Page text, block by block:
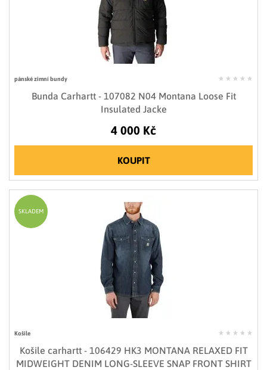
pánské zimní bundy
Bunda Carhartt - 107082 N04 Montana Loose Fit
Insulated Jacke
4 000 Kč
KOUPIT
Košile
Košile carhartt - 106429 HK3 MONTANA RELAXED FIT
MIDWEIGHT DENIM LONG-SLEEVE SNAP FRONT SHIRT
SKLADEM